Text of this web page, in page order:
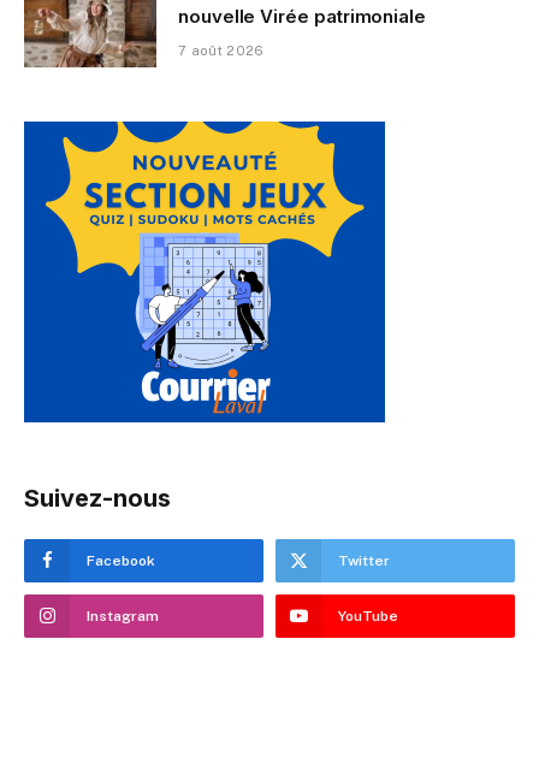
nouvelle Virée patrimoniale
7 août 2026
Suivez-nous
Facebook Twitter
Instagram YouTube